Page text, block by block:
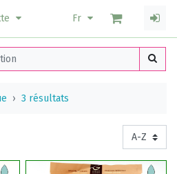
Fr
3 résultats